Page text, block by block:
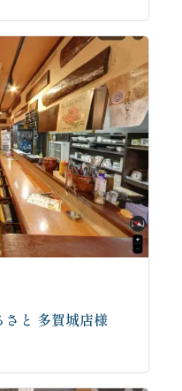
と 多賀城店様